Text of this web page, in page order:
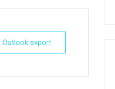
Outlook export